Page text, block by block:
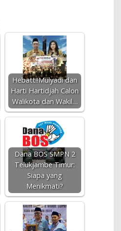
Hebatt!!Mulyadi dan
Harti Hartidjah Calon
Walikota dan Wakil…
Dana BOS SMPN 2
Telukjambe Timur:
Siapa yang
Menikmati?